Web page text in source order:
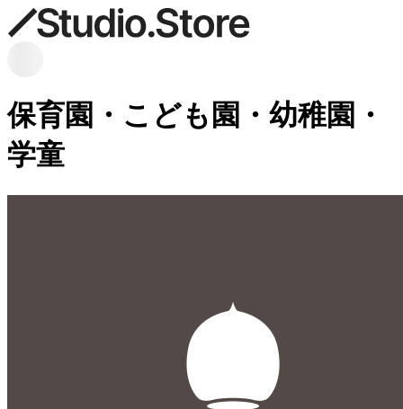
保育園・こども園・幼稚園・
学童